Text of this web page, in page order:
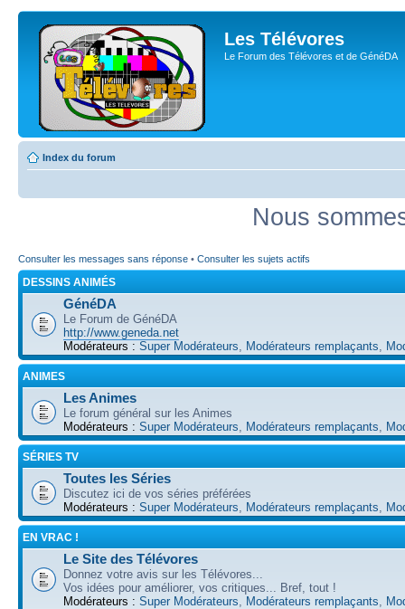
Les Télévores
Le Forum des Télévores et de GénéDA
Index du forum
Nous
Consulter les messages sans réponse • Consulter les sujets actifs
DESSINS ANIMÉS
GénéDA
Le Forum de GénéDA
http://www.geneda.net
Modérateurs : Super Modérateurs Modérateurs remplaçants
ANIMES
Les Animes
Le forum général sur les Animes
Modérateurs : Super Modérateurs Modérateurs remplaçants
SÉRIES TV
Toutes les Séries
Discutez ici de vos séries préférées
Modérateurs : Super Modérateurs Modérateurs remplaçants
EN VRAC !
Le Site des Télévores
Donnez votre avis sur les Télévores...
Vos idées pour améliorer, vos critiques... Bref, tout !
Modérateurs : Super Modérateurs Modérateurs remplaçants